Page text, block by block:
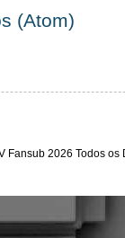
(Atom)
Fansub 2026 Todos